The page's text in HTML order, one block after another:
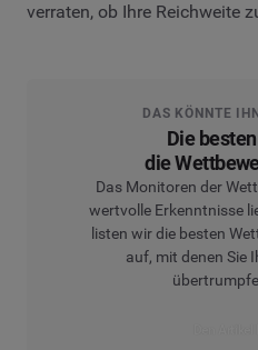
verraten, ob Ihre Reichweite
DAS KÖNNTE
Die
die
Das Monitoren der
wertvolle Erkenntnisse
listen wir die besten
auf, mit denen Sie